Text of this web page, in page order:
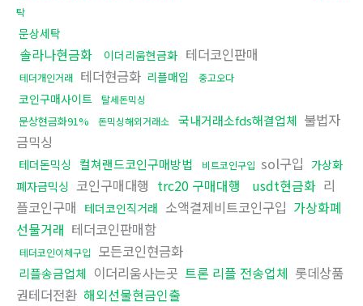
탁
문상세탁
솔라나현금화 이더리움현금화 테더코인판매
테더개인거래 테더현금화 리플매입 중고오다
코인구매사이트 탈세돈믹싱
문상현금화91% 돈믹싱해외거래소 국내거래소fds해결업체 불법자
금믹싱
테더돈믹싱 컬쳐랜드코인구매방법 비트코인구입 sol구입 가상화
폐자금믹싱 코인구매대행 trc20 구매대행 usdt현금화 리
플코인구매 테더코인직거래 소액결제비트코인구입 가상화폐
선물거래 테더코인판매함
테더코인이체구입 모든코인현금화
리플송금업체 이더리움사는곳 트론 리플 전송업체 롯데상품
권테더전환 해외선물현금인출